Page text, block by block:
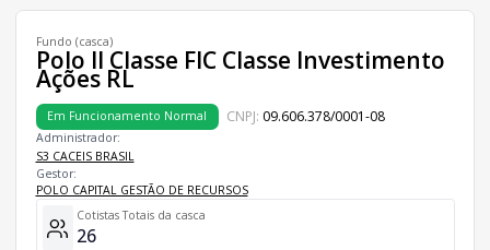
Fundo (casca)
Polo II Classe FIC Classe Investimento
Ações RL
Em Funcionamento Normal CNPJ: 09.606.378/0001-08
Administrador:
S3 CACEIS BRASIL
Gestor:
POLO CAPITAL GESTÃO DE RECURSOS
Cotistas Totais da casca
26